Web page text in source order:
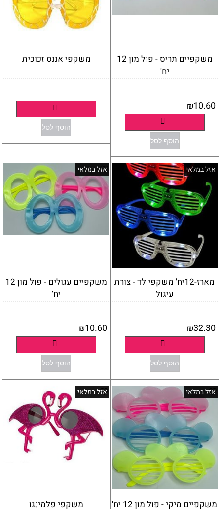
משקפיים תריס - פול מון 12
יח'
₪10.60
הוסף לסל
משקפי אננס זכוכית
הוסף לסל
אזל במלאי
מארז-12יח' משקפי לד - צורת
עיגול
₪32.30
הוסף לסל
אזל במלאי
משקפיים עגולים - פול מון 12
יח'
₪10.60
הוסף לסל
אזל במלאי
משקפיים מיקי - פול מון 12 יח'
אזל במלאי
משקפי פלמינגו